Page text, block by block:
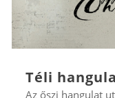
Téli
Az őszi hangulat